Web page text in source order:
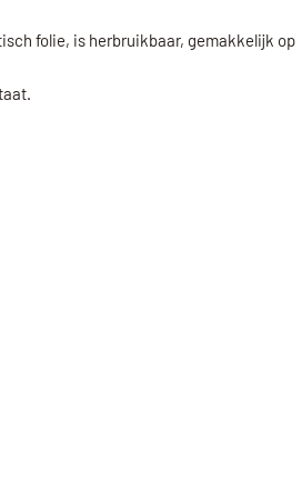
folie, is herbruikbaar, gemakkelijk op